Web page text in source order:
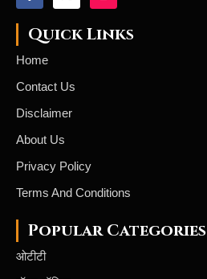
Quick Links
Home
Contact Us
Disclaimer
About Us
Privacy Policy
Terms And Conditions
Popular Categories
ओटीटी